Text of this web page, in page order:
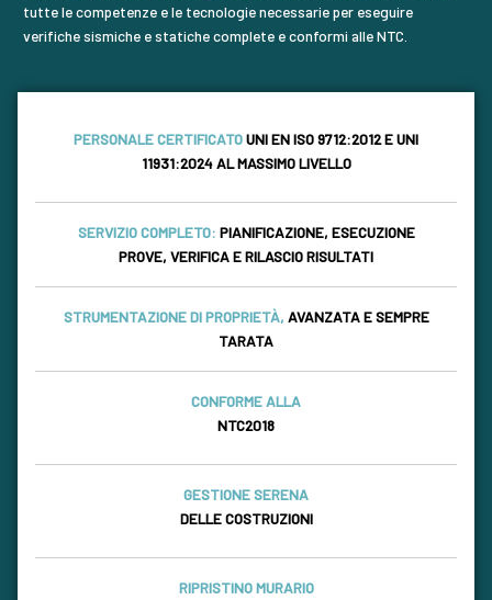
tutte le competenze e le tecnologie necessarie per eseguire
verifiche sismiche e statiche complete e conformi alle NTC.
PERSONALE CERTIFICATOUNI EN ISO 9712:2012 E UNI
11931:2024 AL MASSIMO LIVELLO
SERVIZIO COMPLETO: PIANIFICAZIONE, ESECUZIONE
PROVE, VERIFICA E RILASCIO RISULTATI
STRUMENTAZIONE DI PROPRIETÀ, AVANZATA E SEMPRE
TARATA
CONFORME ALLA
NTC2018
GESTIONE SERENA
DELLE COSTRUZIONI
RIPRISTINO MURARIO